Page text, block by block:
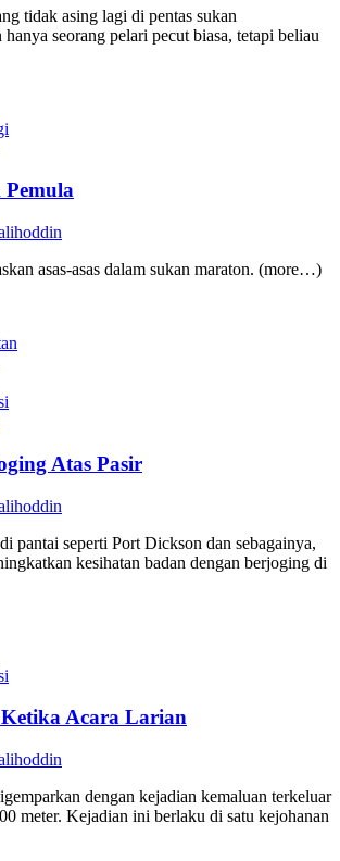
tidak asing lagi di pentas sukan
hanya seorang pelari pecut biasa, tetapi beliau
asas-asas dalam sukan maraton. (more…)
Atas Pasir
pantai seperti Port Dickson dan sebagainya,
kesihatan badan dengan berjoging di
Acara Larian
dengan kejadian kemaluan terkeluar
meter. Kejadian ini berlaku di satu kejohanan